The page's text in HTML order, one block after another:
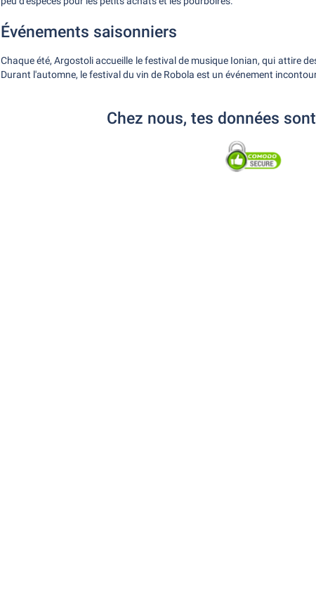
Événements saisonniers
Chaque été, Argostoli accueille le festival de musique Ionian, qui attire
Durant l'automne, le festival du vin de Robola est un événement
Chez nous, tes données